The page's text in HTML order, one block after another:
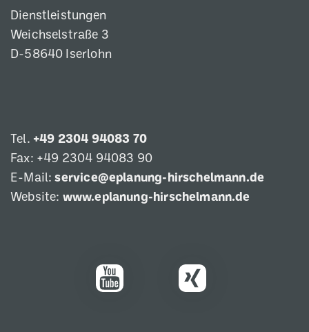
Dienstleistungen
Weichselstraße 3
D-58640 Iserlohn
Tel. +49 2304 94083 70
Fax: +49 2304 94083 90
E-Mail:service@eplanung-hirschelmann.de
Website: www.eplanung-hirschelmann.de